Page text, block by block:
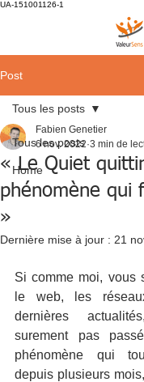
UA-151001126-1
Post
Tous les posts
Home
Tous les posts
« Le Quiet
phénomène qui
»
Fabien Genetier
6 nov. 2022 3 min de
Dernière mise à jour : 21
Si comme moi, vous
le web, les
dernières
surement pas
phénomène qui
depuis plusieurs